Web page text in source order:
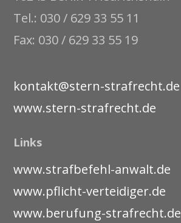
Tel.: 030 / 629 33 55 11
Fax: 030 / 629 33 55 19
kontakt@stern-strafrecht.de
www.stern-strafrecht.de
Links
www.strafbefehl-anwalt.de
www.pflicht-verteidiger.de
www.berufung-strafrecht.de